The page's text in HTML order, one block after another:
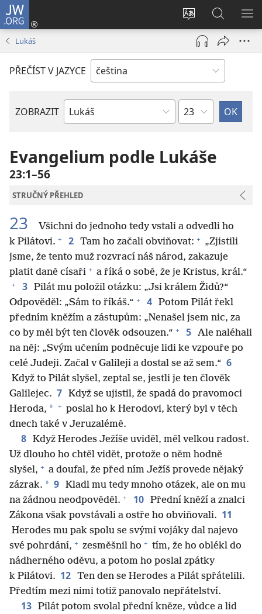
JW.ORG
Změnit
jazyk
stránek
Přihlásit
se
(otevřeno
okno)
Hledat
na
JW.ORG
Lukáš
PŘEČÍST V JAZYCE
ZOBRAZIT
Biblická
Kapitola
Evangelium podle Lukáše
23:1–56
STRUČNÝ PŘEHLED
23
Všichni do jednoho tedy vstali a odvedli ho
k Pilátovi. + 2 Tam ho začali obviňovat: + „Zjistili
jsme, že tento muž rozvrací náš národ, zakazuje
platit daně císaři + a říká o sobě, že je Kristus, král.“
+ 3 Pilát mu položil otázku: „Jsi králem Židů?“
Odpověděl: „Sám to říkáš.“ + 4 Potom Pilát řekl
předním kněžím a zástupům: „Nenašel jsem nic, za
co by měl být ten člověk odsouzen.“ + 5 Ale naléhali
na něj: „Svým učením podněcuje lidi ke vzpouře po
celé Judeji. Začal v Galileji a dostal se až sem.“ 6
Když to Pilát slyšel, zeptal se, jestli je ten člověk
Galilejec. 7 Když se ujistil, že spadá do pravomoci
Heroda, * + poslal ho k Herodovi, který byl v těch
dnech také v Jeruzalémě.
8 Když Herodes Ježíše uviděl, měl velkou radost.
Už dlouho ho chtěl vidět, protože o něm hodně
slyšel, + a doufal, že před ním Ježíš provede nějaký
zázrak. * 9 Kladl mu tedy mnoho otázek, ale on mu
na žádnou neodpověděl. + 10 Přední kněží a znalci
Zákona však povstávali a ostře ho obviňovali. 11
Herodes mu pak spolu se svými vojáky dal najevo
své pohrdání, + zesměšnil ho + tím, že ho oblékl do
nádherného oděvu, a potom ho poslal zpátky
k Pilátovi. 12 Ten den se Herodes a Pilát spřátelili.
Předtím mezi nimi totiž panovalo nepřátelství.
13 Pilát potom svolal přední kněze, vůdce a lid